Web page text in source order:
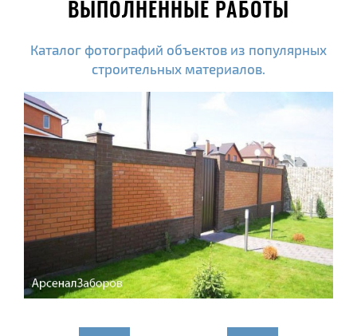
ВЫПОЛНЕННЫЕ РАБОТЫ
Каталог фотографий объектов из популярных
строительных материалов.